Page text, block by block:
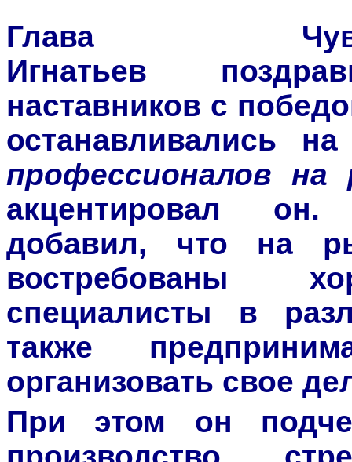
Глава
Игнатьев
наставников с
останавливались
профессионалов
акцентировал он.
добавил, что на
востребованы
специалисты в
также
организовать свое
При этом он